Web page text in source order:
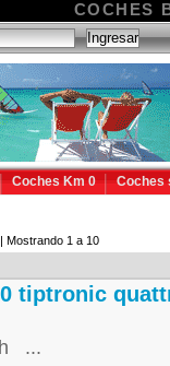
COCHES
Coches Km 0 Coches
Mostrando 1 a 10
tiptronic
...